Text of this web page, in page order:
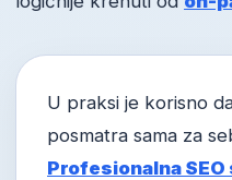
U praksi je korisno
posmatra sama za
Profesionalna